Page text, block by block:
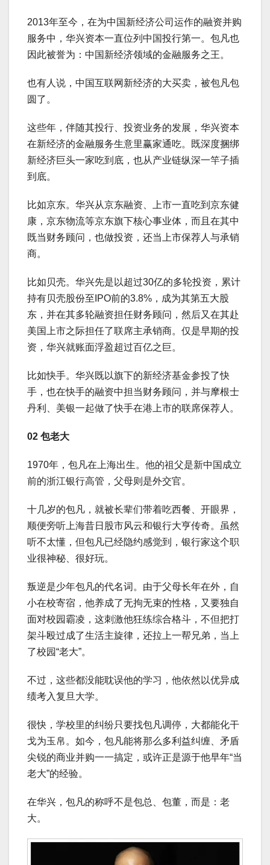
2013年至今，在为中国新经济公司运作的融资并购
服务中，华兴资本一直位列中国投行第一。包凡也
因此被誉为：中国新经济领域的金融服务之王。
也有人说，中国互联网新经济的大买卖，被包凡包
圆了。
这些年，伴随其投行、投资业务的发展，华兴资本
在新经济的金融服务生意里赢家通吃。既深度捆绑
新经济巨头一家吃到底，也从产业链纵深一竿子插
到底。
比如京东。华兴从京东融资、上市一直吃到京东健
康，京东物流等京东旗下核心事业体，而且在其中
既当财务顾问，也做投资，还当上市保荐人与承销
商。
比如贝壳。华兴先是以超过30亿的多轮投资，累计
持有贝壳股份至IPO前的3.8%，成为其第五大股
东，并在其多轮融资担任财务顾问，然后又在其赴
美国上市之际担任了联席主承销商。仅是早期的投
资，华兴就账面浮盈超过百亿之巨。
比如快手。华兴既以旗下的新经济基金参投了快
手，也在快手的融资中担当财务顾问，并与摩根士
丹利、美银一起做了快手在港上市的联席保荐人。
02 包老大
1970年，包凡在上海出生。他的祖父是新中国成立
前的浙江银行高管，父母则是外交官。
十几岁的包凡，就被长辈们带着吃西餐、开眼界，
顺便旁听上海昔日股市风云和银行大亨传奇。虽然
听不太懂，但包凡已经隐约感觉到，银行家这个职
业很神秘、很好玩。
叛逆是少年包凡的代名词。由于父母长年在外，自
小在校寄宿，他养成了无拘无束的性格，又要独自
面对校园霸凌，这刺激他狂练综合格斗，不但把打
架斗殴过成了生活主旋律，还拉上一帮兄弟，当上
了校园“老大”。
不过，这些都没能耽误他的学习，他依然以优异成
绩考入复旦大学。
很快，学校里的纠纷只要找包凡调停，大都能化干
戈为玉帛。如今，包凡能将那么多利益纠缠、矛盾
尖锐的商业并购一一搞定，或许正是源于他早年“当
老大”的经验。
在华兴，包凡的称呼不是包总、包董，而是：老
大。